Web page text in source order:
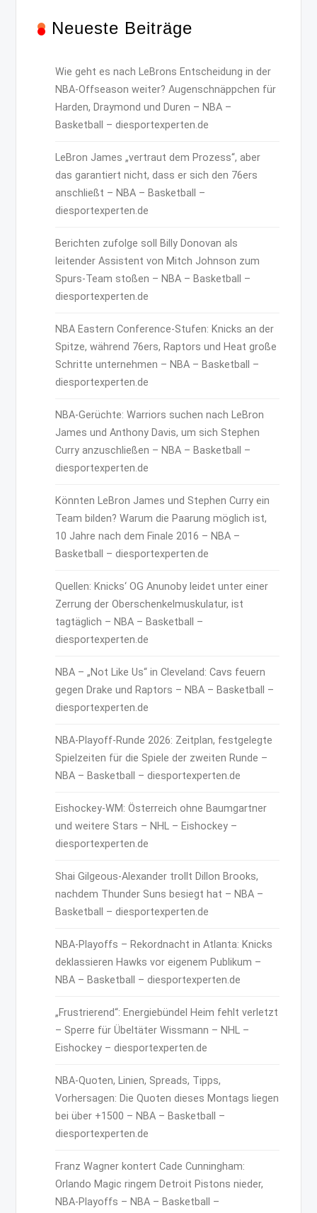
Neueste Beiträge
Wie geht es nach LeBrons Entscheidung in der
NBA-Offseason weiter? Augenschnäppchen für
Harden, Draymond und Duren – NBA –
Basketball – diesportexperten.de
LeBron James „vertraut dem Prozess“, aber
das garantiert nicht, dass er sich den 76ers
anschließt – NBA – Basketball –
diesportexperten.de
Berichten zufolge soll Billy Donovan als
leitender Assistent von Mitch Johnson zum
Spurs-Team stoßen – NBA – Basketball –
diesportexperten.de
NBA Eastern Conference-Stufen: Knicks an der
Spitze, während 76ers, Raptors und Heat große
Schritte unternehmen – NBA – Basketball –
diesportexperten.de
NBA-Gerüchte: Warriors suchen nach LeBron
James und Anthony Davis, um sich Stephen
Curry anzuschließen – NBA – Basketball –
diesportexperten.de
Könnten LeBron James und Stephen Curry ein
Team bilden? Warum die Paarung möglich ist,
10 Jahre nach dem Finale 2016 – NBA –
Basketball – diesportexperten.de
Quellen: Knicks‘ OG Anunoby leidet unter einer
Zerrung der Oberschenkelmuskulatur, ist
tagtäglich – NBA – Basketball –
diesportexperten.de
NBA – „Not Like Us“ in Cleveland: Cavs feuern
gegen Drake und Raptors – NBA – Basketball –
diesportexperten.de
NBA-Playoff-Runde 2026: Zeitplan, festgelegte
Spielzeiten für die Spiele der zweiten Runde –
NBA – Basketball – diesportexperten.de
Eishockey-WM: Österreich ohne Baumgartner
und weitere Stars – NHL – Eishockey –
diesportexperten.de
Shai Gilgeous-Alexander trollt Dillon Brooks,
nachdem Thunder Suns besiegt hat – NBA –
Basketball – diesportexperten.de
NBA-Playoffs – Rekordnacht in Atlanta: Knicks
deklassieren Hawks vor eigenem Publikum –
NBA – Basketball – diesportexperten.de
„Frustrierend“: Energiebündel Heim fehlt verletzt
– Sperre für Übeltäter Wissmann – NHL –
Eishockey – diesportexperten.de
NBA-Quoten, Linien, Spreads, Tipps,
Vorhersagen: Die Quoten dieses Montags liegen
bei über +1500 – NBA – Basketball –
diesportexperten.de
Franz Wagner kontert Cade Cunningham:
Orlando Magic ringem Detroit Pistons nieder,
NBA-Playoffs – NBA – Basketball –